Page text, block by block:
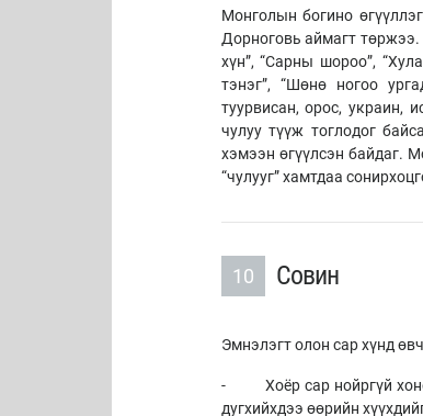
Монголын богино
Дорноговь аймагт төржээ.
хүн”, “Сарны шороо”,
тэнэг”, “Шөнө ногоо
туурвисан, орос, украин,
чулуу түүж тоглодог
хэмээн өгүүлсэн байдаг.
“чулууг” хамтдаа
10 Совин
Эмнэлэгт олон сар хүнд
- Хоёр сар нойргүй
дугхийхдээ өөрийн